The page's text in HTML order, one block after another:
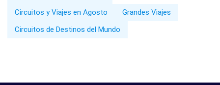
Circuitos y Viajes en Agosto
Grandes Viajes
Circuitos de Destinos del Mundo